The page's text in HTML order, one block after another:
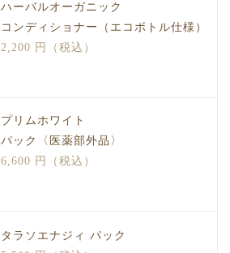
ハーバルオーガニック
コンディショナー（エコボトル仕様）
2,200 円（税込）
プリムホワイト
パック〈医薬部外品〉
6,600 円（税込）
タラソエナジィ パック